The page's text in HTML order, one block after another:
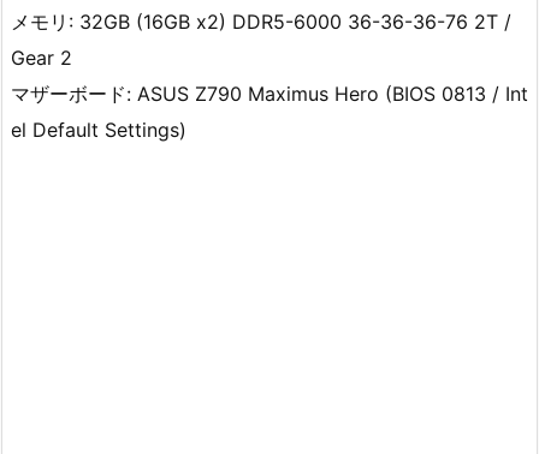
メモリ: 32GB (16GB x2) DDR5-6000 36-36-36-76 2T /
Gear 2
マザーボード: ASUS Z790 Maximus Hero (BIOS 0813 / Int
el Default Settings)